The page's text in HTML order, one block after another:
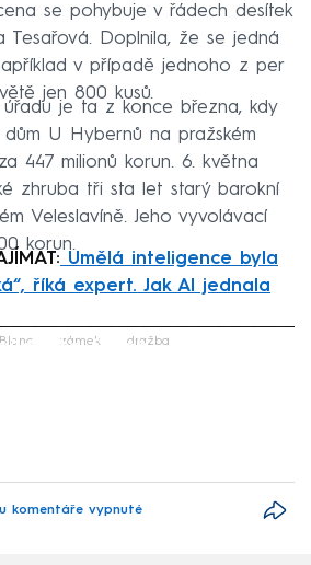
se pohybuje v řádech desítek
Tesařová. Doplnila, že se jedná
v případě jednoho z per
jen 800 kusů.
úřadu je ta z konce března, kdy
U Hybernů na pražském
447 milionů korun. 6. května
zhruba tři sta let starý barokní
Veleslavíně. Jeho vyvolávací
korun.
Umělá inteligence byla
říká expert. Jak AI jednala
to fetch
zámek dražba
komentáře vypnuté